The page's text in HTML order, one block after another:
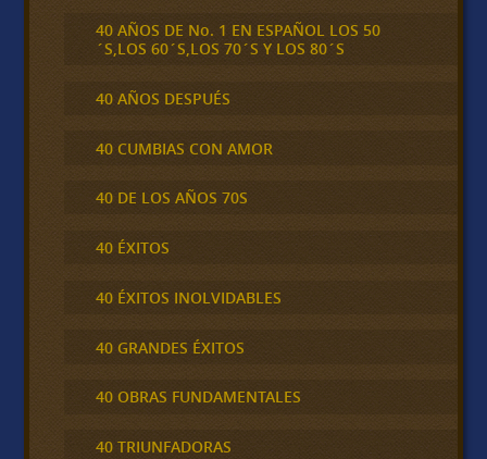
40 AÑOS DE No. 1 EN ESPAÑOL LOS 50
´S,LOS 60´S,LOS 70´S Y LOS 80´S
40 AÑOS DESPUÉS
40 CUMBIAS CON AMOR
40 DE LOS AÑOS 70S
40 ÉXITOS
40 ÉXITOS INOLVIDABLES
40 GRANDES ÉXITOS
40 OBRAS FUNDAMENTALES
40 TRIUNFADORAS